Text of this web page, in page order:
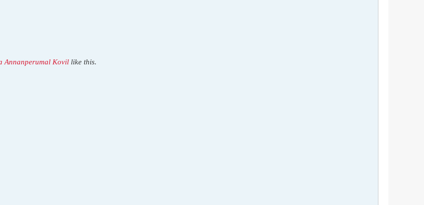
Annanperumal Kovil like this.